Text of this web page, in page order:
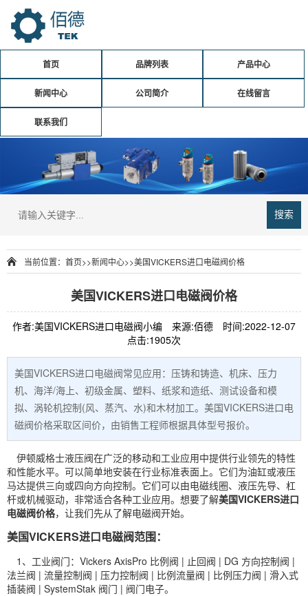
首页 品牌列表 产品中心
新闻中心 公司简介 在线留言
联系我们
搜索
当前位置： 首页>>新闻中心>>美国VICKERS进口电磁阀价格
美国VICKERS进口电磁阀价格
作者:美国VICKERS进口电磁阀小编 来源:佰德
时间:2022-12-07
点击:1905次
美国VICKERS进口电磁阀常见应用：压铸和铸造、机床、压力
机、海洋/海上、初级金属、塑料、纸浆和造纸、测试设备和模
拟、涡轮机控制(风、蒸汽、水)和木材加工。美国VICKERS进口电
磁阀价格采取区间价，由销售工程师根据具体型号报价。
伊顿威格士液压阀在广泛的移动和工业应用中提供行业领先的特性
和性能水平。可以简单地安装在行业标准表面上。它们为油缸或液压
马达提供三向或四向方向控制。它们可以由电磁线圈、液压先导、杠
杆或机械驱动，非常适合各种工业应用。想要了解美国VICKERS进口
电磁阀价格，让我们先从了解电磁阀开始。
美国VICKERS进口电磁阀范围：
1、工业阀门：Vickers AxisPro 比例阀 | 止回阀 | DG 方向控制阀 |
法兰阀 | 流量控制阀 | 压力控制阀 | 比例流量阀 | 比例压力阀 | 滑入式
插装阀 | SystemStak 阀门 | 阀门电子。